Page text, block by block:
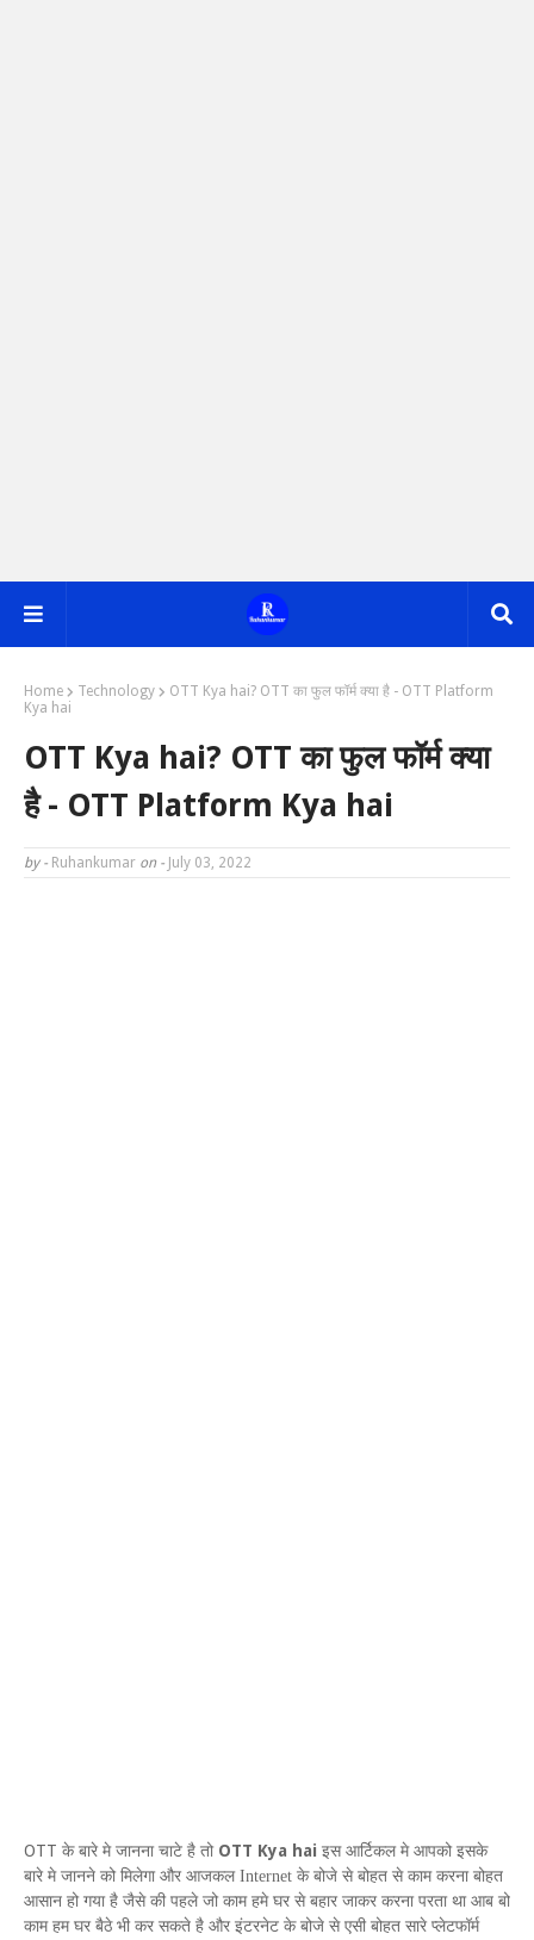
Home Technology
OTT Kya hai? OTT का फुल फॉर्म क्या है - OTT Platform
Kya hai
OTT Kya hai? OTT का फुल फॉर्म क्या
है - OTT Platform Kya hai
by - Ruhankumar on - July 03, 2022
OTT के बारे मे जानना चाटे है तो OTT Kya hai इस आर्टिकल मे आपको इसके
बारे मे जानने को मिलेगा और आजकल Internet के बोजे से बोहत से काम करना बोहत
आसान हो गया है जैसे की पहले जो काम हमे घर से बहार जाकर करना परता था आब बो
काम हम घर बैठे भी कर सकते है और इंटरनेट के बोजे से एसी बोहत सारे प्लेटफॉर्म